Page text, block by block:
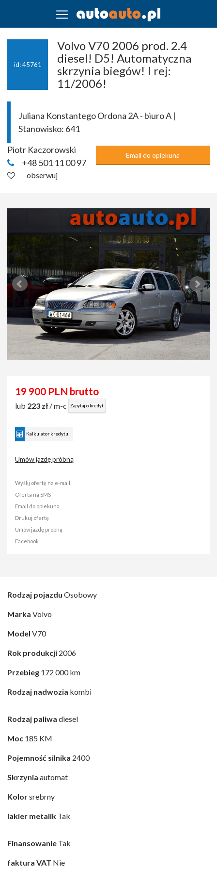
id: 45761
Volvo V70 2006 prod. 2.4
diesel! D5! Automatyczna
skrzynia biegów! I rej:
11/2006!
Juliana Konstantego Ordona 2A - biuro A |
Stanowisko: 641
Piotr Kaczorowski
+48 501 11 00 97
Email do opiekuna
obserwuj
19 900 PLN brutto
lub 223 zł / m-c Zapytaj o kredyt
Kalkulator kredytu
Umów jazdę próbną
Wyślij ofertę na e-mail
Oferta na SMS
Email do opiekuna
Drukuj ofertę
Umów jazdę próbną
Facebook
Rodzaj pojazdu Osobowy
Marka Volvo
Model V70
Rok produkcji 2006
Przebieg 172 000 km
Rodzaj nadwozia kombi
Rodzaj paliwa diesel
Moc 185 KM
Pojemność silnika 2400
Skrzynia automat
Kolorsrebrny
lakier metalik Tak
Finansowanie Tak
faktura VAT Nie